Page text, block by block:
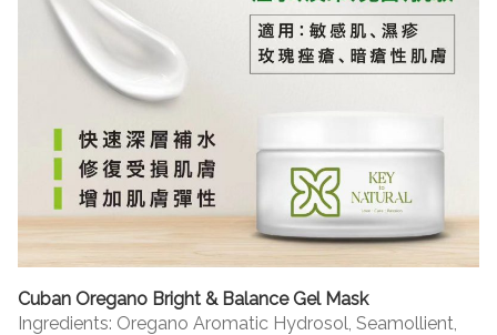
Cuban Oregano Bright & Balance Gel Mask
Ingredients: Oregano Aromatic Hydrosol, Seamollient,